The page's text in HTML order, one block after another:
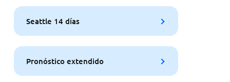
Seattle 14 días
Pronóstico extendido